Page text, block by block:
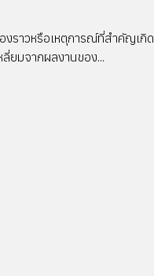
งราวหรือเหตุการณ์ที่สำคัญเกิด
ยมจากผลงานของ...